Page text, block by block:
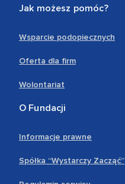
Jak możesz pomóc?
Wsparcie podopiecznych
Oferta dla firm
Wolontariat
O Fundacji
Informacje prawne
Spółka “Wystarczy Zacząć”